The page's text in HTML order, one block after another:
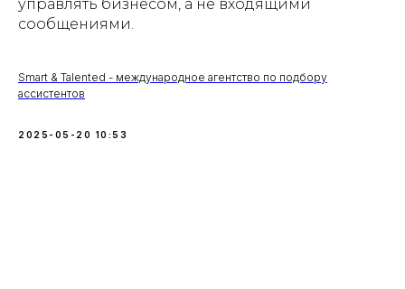
управлять бизнесом, а не входящими
сообщениями.
Smart & Talented - международное агентство по подбору
ассистентов
2025-05-20 10:53